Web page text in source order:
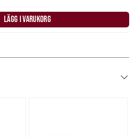
LÄGG I VARUKORG